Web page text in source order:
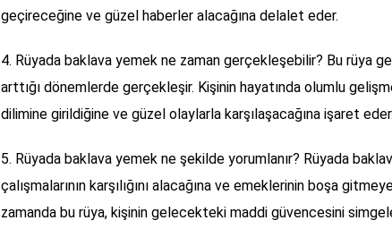
geçireceğine ve güzel haberler alacağına delalet eder.
4. Rüyada baklava yemek ne zaman gerçekleşebilir? Bu rüya
arttığı dönemlerde gerçekleşir. Kişinin hayatında olumlu
dilimine girildiğine ve güzel olaylarla karşılaşacağına işaret eder.
5. Rüyada baklava yemek ne şekilde yorumlanır? Rüyada
çalışmalarının karşılığını alacağına ve emeklerinin boşa
zamanda bu rüya, kişinin gelecekteki maddi güvencesini